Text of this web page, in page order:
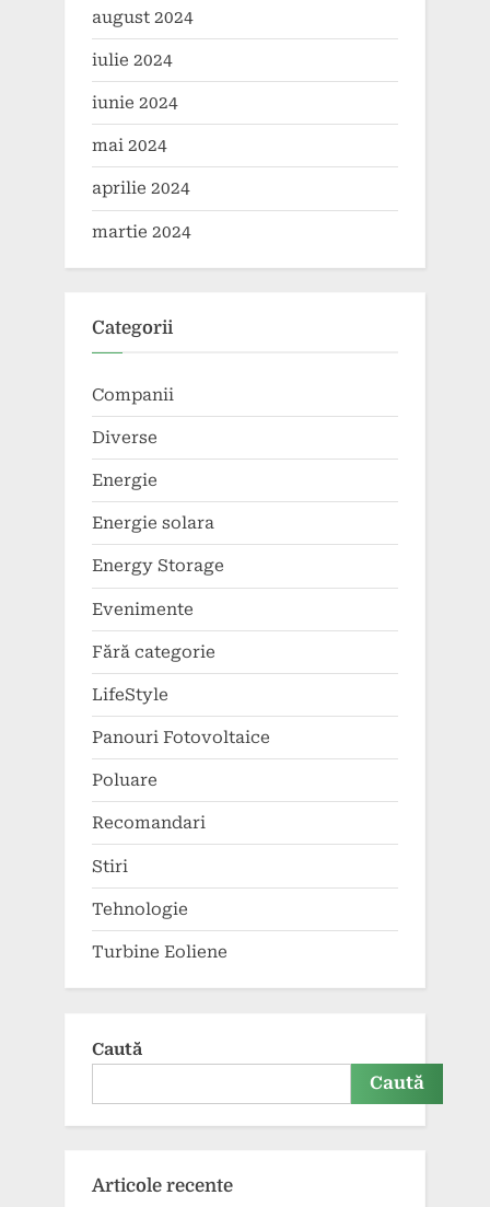
august 2024
iulie 2024
iunie 2024
mai 2024
aprilie 2024
martie 2024
Categorii
Companii
Diverse
Energie
Energie solara
Energy Storage
Evenimente
Fără categorie
LifeStyle
Panouri Fotovoltaice
Poluare
Recomandari
Stiri
Tehnologie
Turbine Eoliene
Caută
Caută
Articole recente